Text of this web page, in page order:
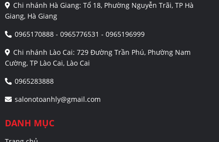
Chi nhánh Hà Giang: Tổ 18, Phường Nguyễn Trãi, TP Hà
Giang, Hà Giang
0965170888 - 0965776531 - 0965196999
Chi nhánh Lào Cai: 729 Đường Trần Phú, Phường Nam
Cường, TP Lào Cai, Lào Cai
0965283888
salonotoanhly@gmail.com
DANH MỤC